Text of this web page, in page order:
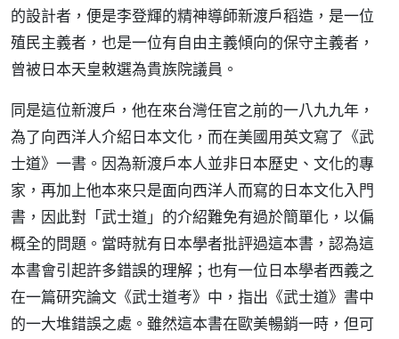
的設計者，便是李登輝的精神導師新渡戶稻造，是一位
殖民主義者，也是一位有自由主義傾向的保守主義者，
曾被日本天皇敕選為貴族院議員。
同是這位新渡戶，他在來台灣任官之前的一八九九年，
為了向西洋人介紹日本文化，而在美國用英文寫了《武
士道》一書。因為新渡戶本人並非日本歷史、文化的專
家，再加上他本來只是面向西洋人而寫的日本文化入門
書，因此對「武士道」的介紹難免有過於簡單化，以偏
概全的問題。當時就有日本學者批評過這本書，認為這
本書會引起許多錯誤的理解；也有一位日本學者西義之
在一篇研究論文《武士道考》中，指出《武士道》書中
的一大堆錯誤之處。雖然這本書在歐美暢銷一時，但可